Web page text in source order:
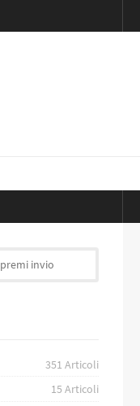
351 Articoli
15 Articoli